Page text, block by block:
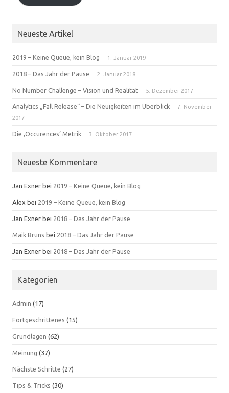
Neueste Artikel
2019 – Keine Queue, kein Blog 1. Januar 2019
2018 – Das Jahr der Pause 2. Januar 2018
No Number Challenge – Vision und Realität 5. Dezember 2017
Analytics „Fall Release“ – Die Neuigkeiten im Überblick
7. November
2017
Die ‚Occurences‘ Metrik 3. Oktober 2017
Neueste Kommentare
Jan Exner bei 2019 – Keine Queue, kein Blog
Alex bei 2019 – Keine Queue, kein Blog
Jan Exner bei 2018 – Das Jahr der Pause
Maik Bruns bei 2018 – Das Jahr der Pause
Jan Exner bei 2018 – Das Jahr der Pause
Kategorien
Admin (17)
Fortgeschrittenes (15)
Grundlagen (62)
Meinung (37)
Nächste Schritte (27)
Tips & Tricks (30)